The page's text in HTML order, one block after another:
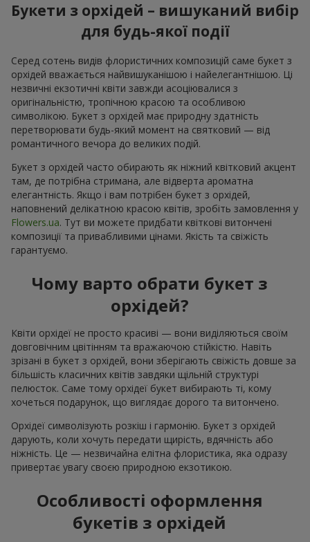
Букети з орхідей – вишуканий вибір
для будь-якої події
Серед сотень видів флористичних композицій саме букет з
орхідей вважається найвишуканішою і найелегантнішою. Ці
незвичні екзотичні квіти завжди асоціювалися з
оригінальністю, тропічною красою та особливою
символікою. Букет з орхідей має природну здатність
перетворювати будь-який момент на святковий — від
романтичного вечора до великих подій.
Букет з орхідей часто обирають як ніжний квітковий акцент
там, де потрібна стримана, але відверта ароматна
елегантність. Якщо і вам потрібен букет з орхідей,
наповнений делікатною красою квітів, зробіть замовлення у
Flowers.ua. Тут ви можете придбати квіткові витончені
композиції та привабливими цінами. Якість та свіжість
гарантуємо.
Чому варто обрати букет з
орхідей?
Квіти орхідеї не просто красиві — вони виділяються своїм
довговічним цвітінням та вражаючою стійкістю. Навіть
зрізані в букет з орхідей, вони зберігають свіжість довше за
більшість класичних квітів завдяки щільній структурі
пелюсток. Саме тому орхідеї букет вибирають ті, кому
хочеться подарунок, що виглядає дорого та витончено.
Орхідеї символізують розкіш і гармонію. Букет з орхідей
дарують, коли хочуть передати щирість, вдячність або
ніжність. Це — незвичайна елітна флористика, яка одразу
привертає увагу своєю природною екзотикою.
Особливості оформлення
букетів з орхідей